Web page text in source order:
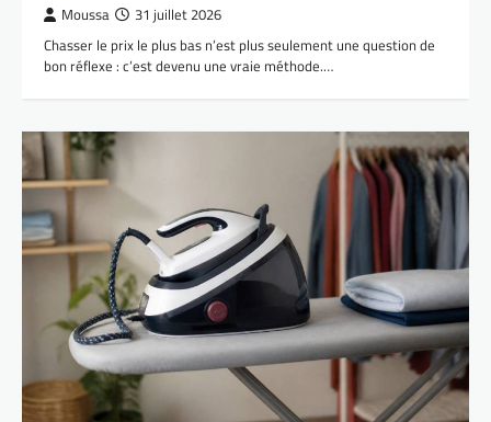
Moussa 31 juillet 2026
Chasser le prix le plus bas n’est plus seulement une question de
bon réflexe : c’est devenu une vraie méthode.…